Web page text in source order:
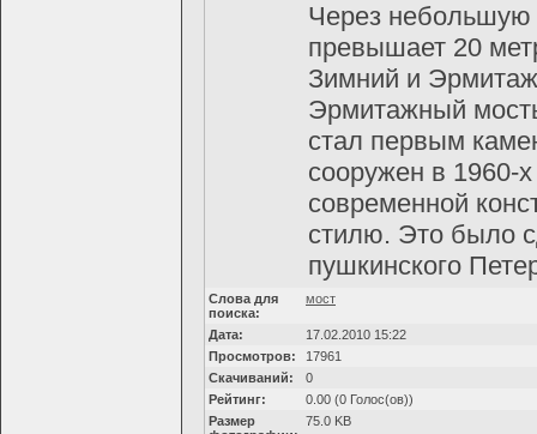
Через небольшую
превышает 20
Зимний и
Эрмитажный
стал первым
сооружен в 1960-
современной
стилю. Это было
пушкинского
Слова для
поиска:
мост
Дата:
17.02.2010 15:22
Просмотров:
17961
Скачиваний:
0
Рейтинг:
0.00 (0 Голос(ов))
Размер
75.0 KB